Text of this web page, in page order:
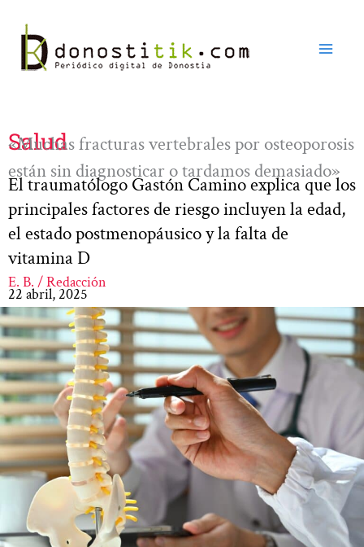
contenido
Salud
«Muchas fracturas vertebrales por osteoporosis
están sin diagnosticar o tardamos demasiado»
El traumatólogo Gastón Camino explica que los
principales factores de riesgo incluyen la edad,
el estado postmenopáusico y la falta de
vitamina D
E. B. / Redacción
22 abril, 2025